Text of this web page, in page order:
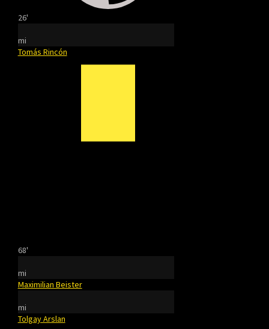
26'
mi
Tomás Rincón
68'
mi
Maximilian Beister
mi
Tolgay Arslan